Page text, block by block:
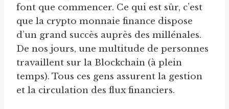
font que commencer. Ce qui est sûr, c’est
que la crypto monnaie finance dispose
d’un grand succès auprès des millénales.
De nos jours, une multitude de personnes
travaillent sur la Blockchain (à plein
temps). Tous ces gens assurent la gestion
et la circulation des flux financiers.